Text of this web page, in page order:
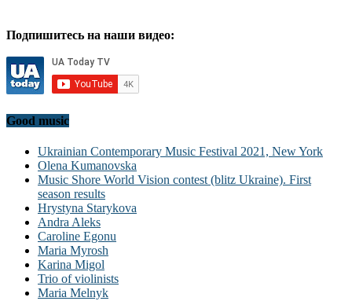
Подпишитесь на наши видео:
Good music
Ukrainian Contemporary Music Festival 2021, New York
Olena Kumanovska
Music Shore World Vision contest (blitz Ukraine). First
season results
Hrystyna Starykova
Andra Aleks
Caroline Egonu
Maria Myrosh
Karina Migol
Trio of violinists
Maria Melnyk